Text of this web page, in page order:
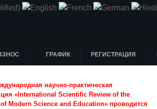
ГРАФИК РЕГИСТРАЦИЯ
научно-практическая
«International Scientific Review of the
Modern Science and Education» проводится